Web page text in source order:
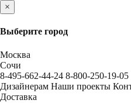
×
Выберите город
Москва
Сочи
8-495-662-44-24 8-800-250-19-05
Дизайнерам Наши проекты
Доставка